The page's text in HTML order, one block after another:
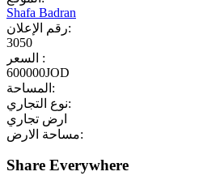
Shafa Badran
رقم الإعلان:
3050
السعر :
600000JOD
المساحة:
نوع التجاري:
ارض تجاري
مساحة الارض:
Share Everywhere